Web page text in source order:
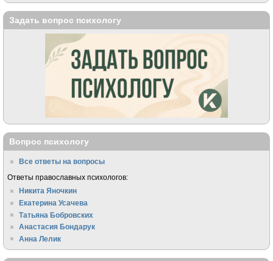
Задать вопрос психологу
Вопрос психологу
Все ответы на вопросы
Ответы православных психологов:
Никита Яночкин
Екатерина Усачева
Татьяна Бобровских
Анастасия Бондарук
Анна Лелик